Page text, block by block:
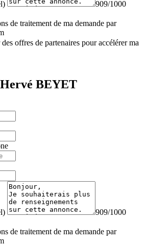
909/1000
de traitement de ma demande par
offres de partenaires pour accélérer ma
BEYET
909/1000
de traitement de ma demande par